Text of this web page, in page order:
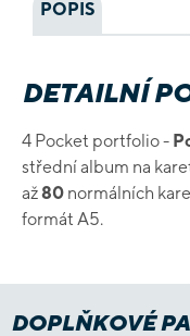
POPIS
DETAILNÍ
4 Pocket portfolio -
střední album na
až80 normálních
formát A5.
DOPLŇKOVÉ